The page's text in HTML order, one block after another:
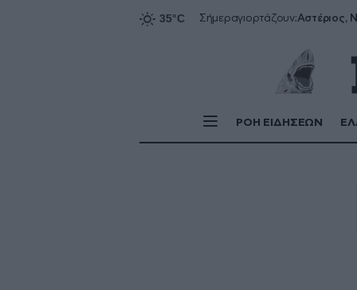
Σήμεραγιορτάζουν:Αστέριος,
ΡΟΗ ΕΙΔΗΣΕΩΝ